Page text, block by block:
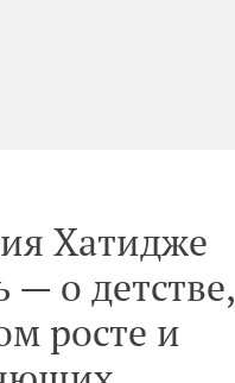
Хатидже
о детстве,
росте и